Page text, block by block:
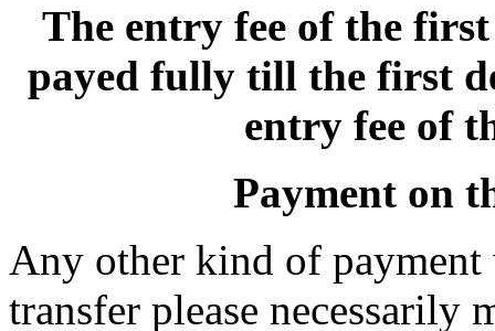
The entry fee of the
payed fully till the first
entry fee of
Payment on
Any other kind of
transfer please necessarily